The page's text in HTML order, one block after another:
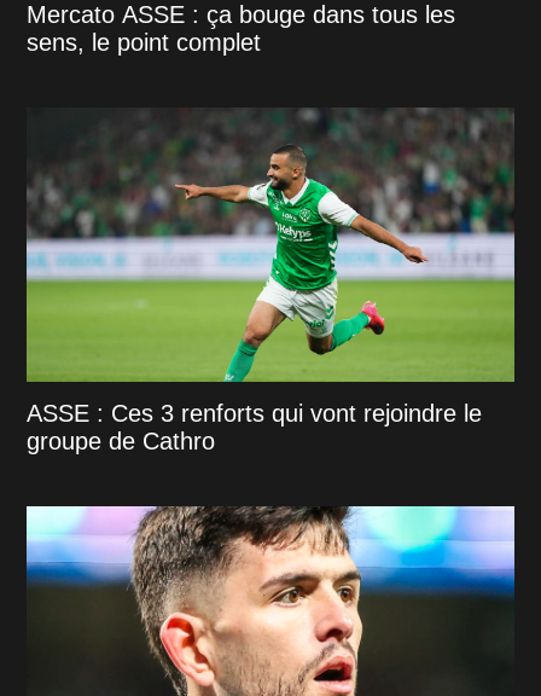
Mercato ASSE : ça bouge dans tous les
sens, le point complet
ASSE : Ces 3 renforts qui vont rejoindre le
groupe de Cathro